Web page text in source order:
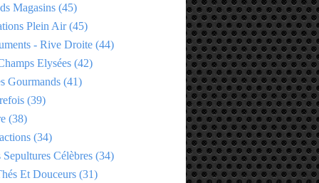
Magasins (45)
Plein Air(45)
- Rive Droite (44)
Elysées (42)
Gourmands (41)
(39)
(38)
(34)
Sepultures Célèbres (34)
Et Douceurs (31)